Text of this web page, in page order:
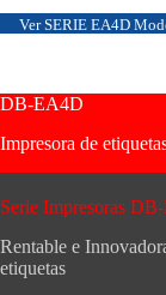
Ver SERIE EA4D
DB-EA4D
Impresora de
Serie Impresoras
Rentable e
etiquetas